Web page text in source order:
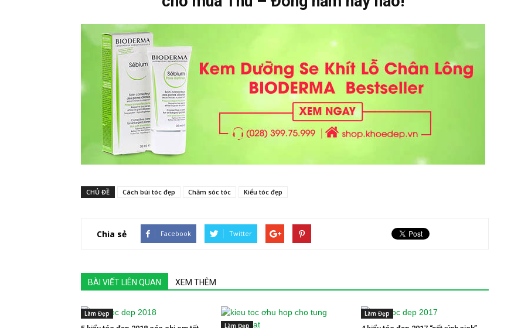
CHỦ ĐỀ Cách búi tóc đẹp Chăm sóc tóc Kiểu tóc đẹp
Chia sẻ Facebook Twitter
BÀI VIẾT LIÊN QUAN XEM THÊM
Làm Đẹp
Làm Đẹp
Làm Đẹp